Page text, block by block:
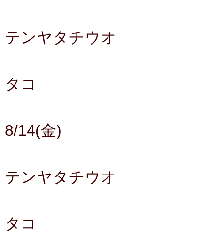
テンヤタチウオ
タコ
8/14(金)
テンヤタチウオ
タコ